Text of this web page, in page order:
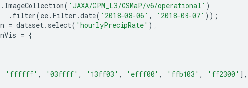
. ImageCollection( 'JAXA/GPM_L3/GSMaP/v6/operational' )
. filter(ee. Filter .date( '2018-08-06' , '2018-08-07' ));
= dataset. select( 'hourlyPrecipRate' );
= {
'ffffff' , '03ffff' , '13ff03' , 'efff00' , 'ffb103' , 'ff2300' ],